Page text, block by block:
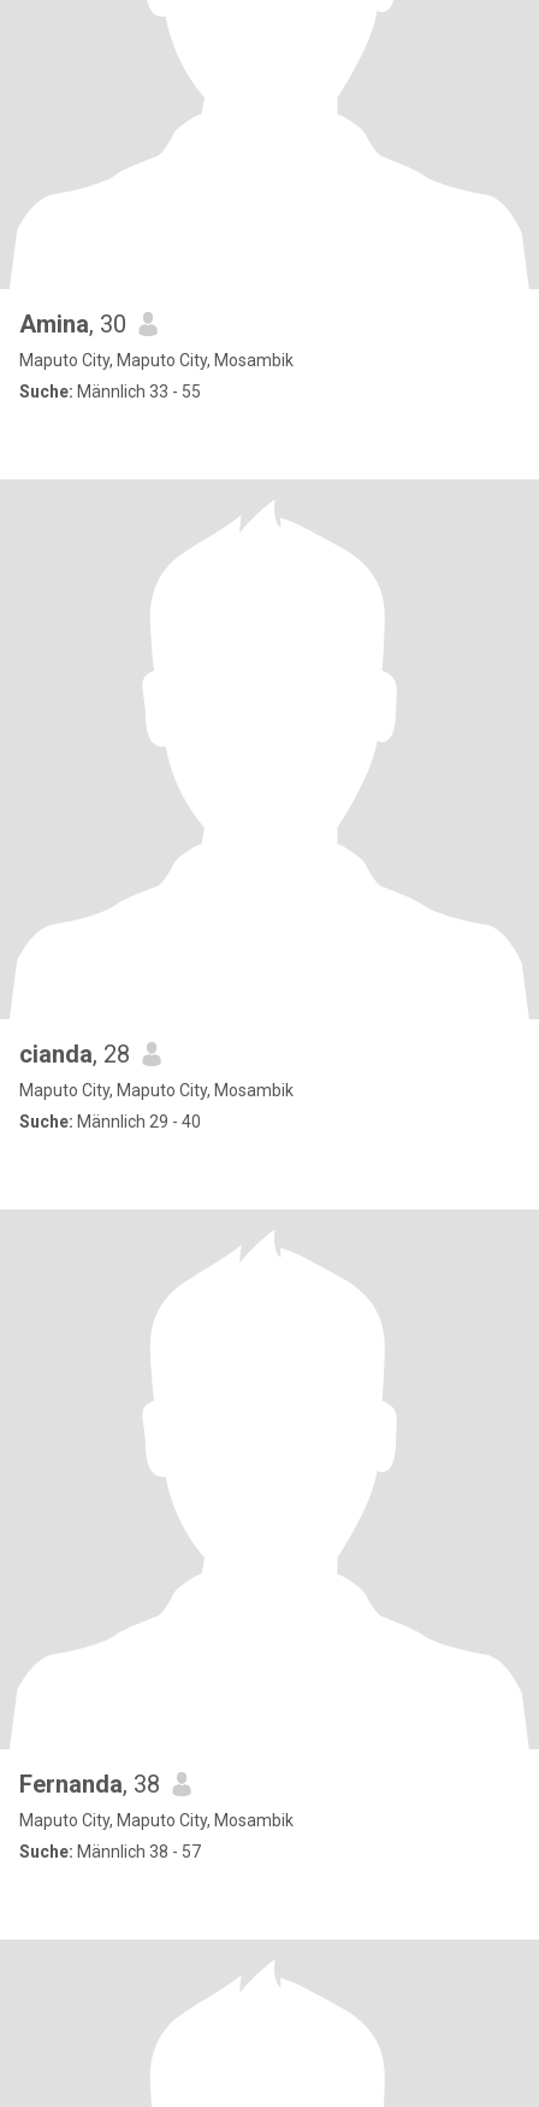
Amina, 30
Maputo City, Maputo City, Mosambik
Suche: Männlich 33 - 55
cianda, 28
Maputo City, Maputo City, Mosambik
Suche: Männlich 29 - 40
Fernanda, 38
Maputo City, Maputo City, Mosambik
Suche: Männlich 38 - 57